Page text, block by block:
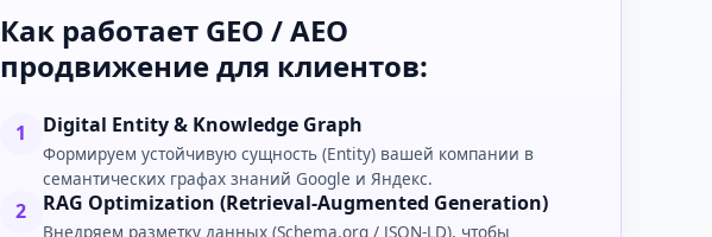
Как работает GEO / AEO
продвижение для клиентов:
1 Digital Entity & Knowledge Graph
Формируем устойчивую сущность (Entity) вашей компании в
семантических графах знаний Google и Яндекс.
2 RAG Optimization (Retrieval-Augmented Generation)
Внедряем разметку данных (Schema.org / JSON-LD), чтобы